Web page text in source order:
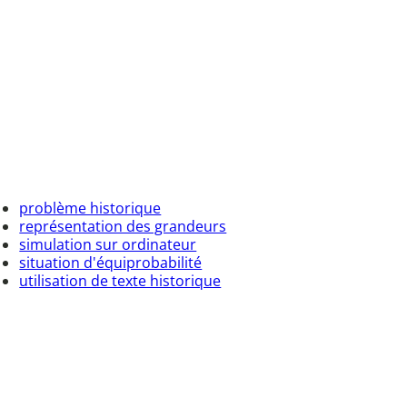
problème historique
représentation des grandeurs
simulation sur ordinateur
situation d'équiprobabilité
utilisation de texte historique